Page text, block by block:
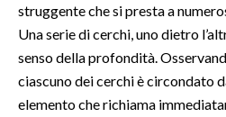
struggente che si presta a
Una serie di cerchi, uno dietro
senso della profondità.
ciascuno dei cerchi è circondato
elemento che richiama